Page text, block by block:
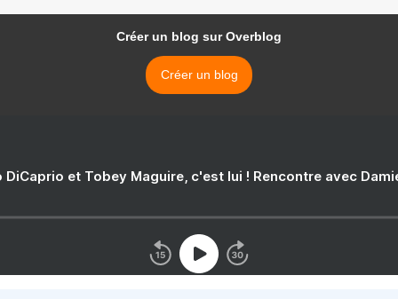
Créer un blog sur Overblog
Créer un blog
DiCaprio et Tobey Maguire, c'est lui ! Rencontre avec